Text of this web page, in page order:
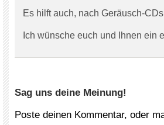
Es hilft auch, nach Geräusch-
Ich wünsche euch und Ihnen ein
Sag uns deine Meinung!
Poste deinen Kommentar, oder